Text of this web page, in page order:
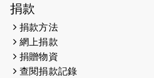
2026-04-30
2026-04-25
2026-04-24
捐款
捐款方法
網上捐款
捐贈物資
查閱捐款記錄